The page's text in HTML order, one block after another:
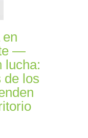
—
lucha:
de los